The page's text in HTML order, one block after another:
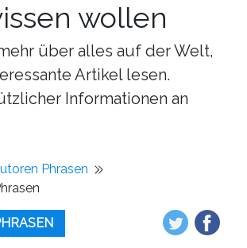
wollen
über alles auf der Welt,
Artikel lesen.
Informationen an
Phrasen